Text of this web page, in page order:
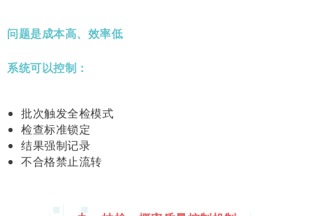
问题是成本高、效率低
系统可以控制：
批次触发全检模式
检查标准锁定
结果强制记录
不合格禁止流转